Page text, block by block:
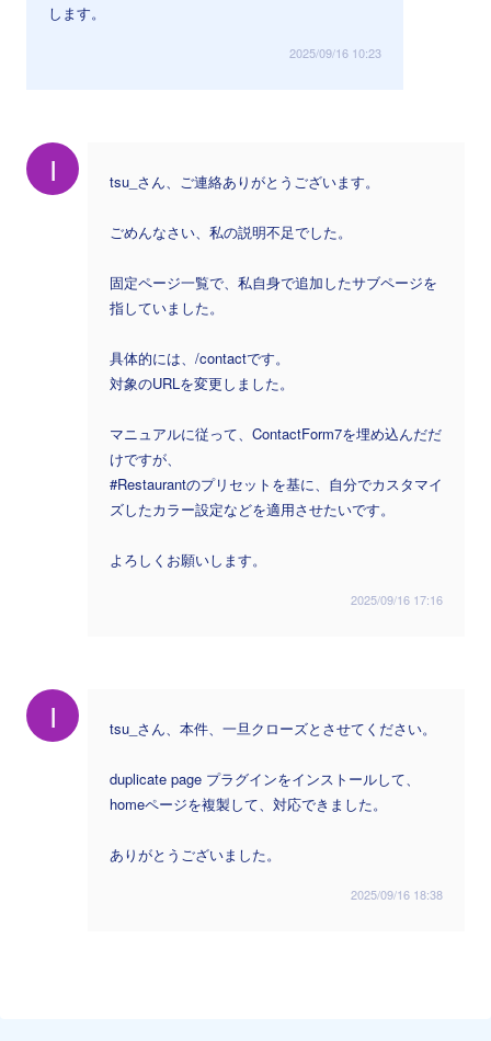
します。
2025/09/16 10:23
I tsu_さん、ご連絡ありがとうございます。
ごめんなさい、私の説明不足でした。
固定ページ一覧で、私自身で追加したサブページを
指していました。
具体的には、/contactです。
対象のURLを変更しました。
マニュアルに従って、ContactForm7を埋め込んだだ
けですが、
#Restaurantのプリセットを基に、自分でカスタマイ
ズしたカラー設定などを適用させたいです。
よろしくお願いします。
2025/09/16 17:16
I tsu_さん、本件、一旦クローズとさせてください。
duplicate page プラグインをインストールして、
homeページを複製して、対応できました。
ありがとうございました。
2025/09/16 18:38